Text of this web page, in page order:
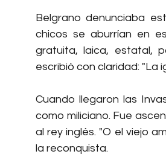
Belgrano denunciaba
chicos se aburrían en
gratuita, laica, estatal,
escribió con claridad: "La
Cuando llegaron las
como miliciano. Fue
al rey inglés. "O el viejo
la reconquista.